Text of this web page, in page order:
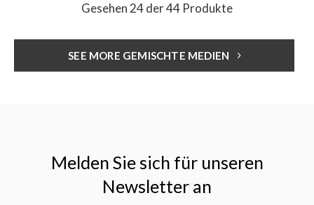
Gesehen 24 der 44 Produkte
SEE MORE GEMISCHTE MEDIEN
Melden Sie sich für unseren
Newsletter an